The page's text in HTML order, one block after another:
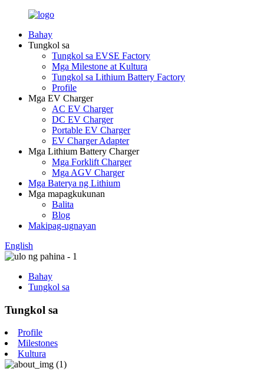
Bahay
Tungkol sa
Tungkol sa EVSE Factory
Mga Milestone at Kultura
Tungkol sa Lithium Battery Factory
Profile
Mga EV Charger
AC EV Charger
DC EV Charger
Portable EV Charger
EV Charger Adapter
Mga Lithium Battery Charger
Mga Forklift Charger
Mga AGV Charger
Mga Baterya ng Lithium
Mga mapagkukunan
Balita
Blog
Makipag-ugnayan
English
Bahay
Tungkol sa
Tungkol sa
Profile
Milestones
Kultura